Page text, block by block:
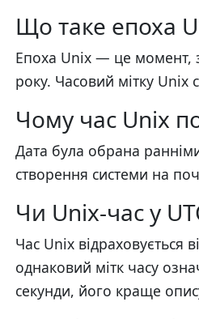
Що таке епоха
Епоха Unix — це момент, з
року. Часовий мітку Unix
Чому час Unix
Дата була обрана
створення системи на
Чи Unix-час у
Час Unix відраховується
однаковий мітк часу
секунди, його краще